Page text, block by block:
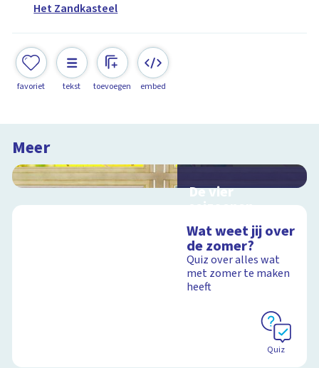
Het Zandkasteel
favoriet tekst toevoegen embed
Meer
De vier
seizoenen
schoolplaat over de
seizoenen
Wat weet jij over
de zomer?
Quiz over alles wat
met zomer te maken
heeft
Quiz